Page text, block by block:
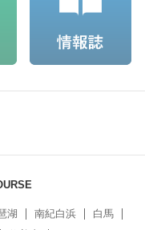
湖 南紀白浜
白馬